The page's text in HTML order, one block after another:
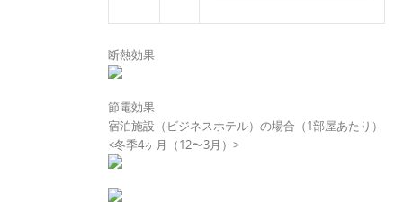
断熱効果
節電効果
宿泊施設（ビジネスホテル）の場合（1部屋あたり）
<冬季4ヶ月（12〜3月）>